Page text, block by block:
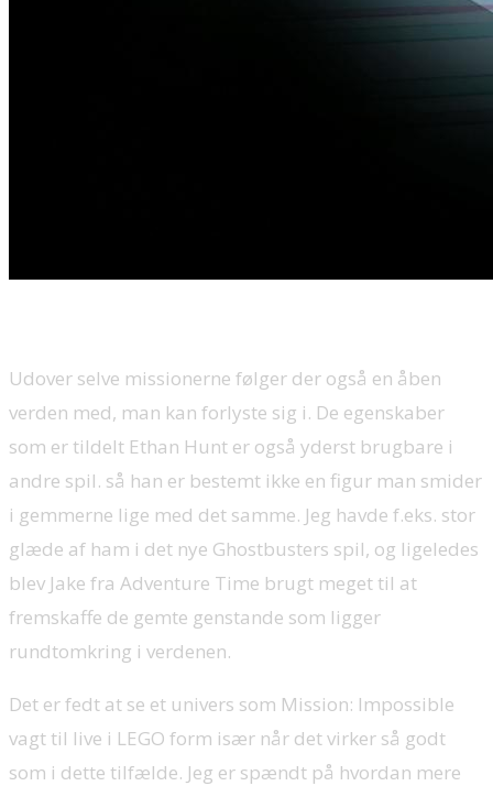
Udover selve missionerne følger der også en åben
verden med, man kan forlyste sig i. De egenskaber
som er tildelt Ethan Hunt er også yderst brugbare i
andre spil. så han er bestemt ikke en figur man smider
i gemmerne lige med det samme. Jeg havde f.eks. stor
glæde af ham i det nye Ghostbusters spil, og ligeledes
blev Jake fra Adventure Time brugt meget til at
fremskaffe de gemte genstande som ligger
rundtomkring i verdenen.
Det er fedt at se et univers som Mission: Impossible
vagt til live i LEGO form især når det virker så godt
som i dette tilfælde. Jeg er spændt på hvordan mere